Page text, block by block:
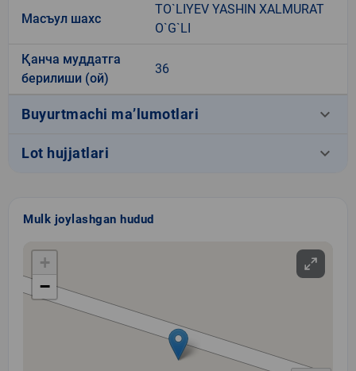
Масъул шахс
TO`LIYEV YASHIN XALMURAT
O`G`LI
Қанча муддатга
берилиши (ой)
36
Buyurtmachi ma’lumotlari keyboard_arrow_down
Lot hujjatlari keyboard_arrow_down
Mulk joylashgan hudud
+
−